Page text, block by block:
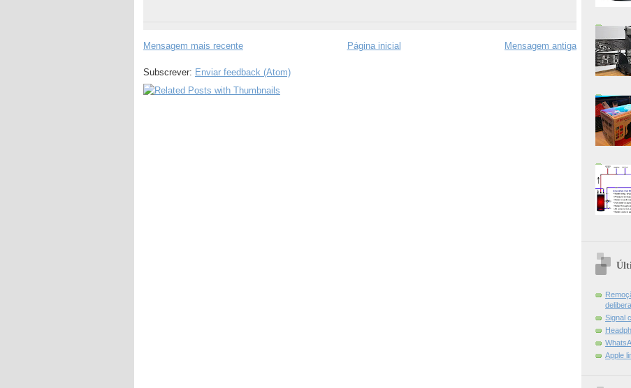
Mensagem mais recente Mensagem antiga
Página inicial
Subscrever: Enviar feedback (Atom)
Signal
Apple